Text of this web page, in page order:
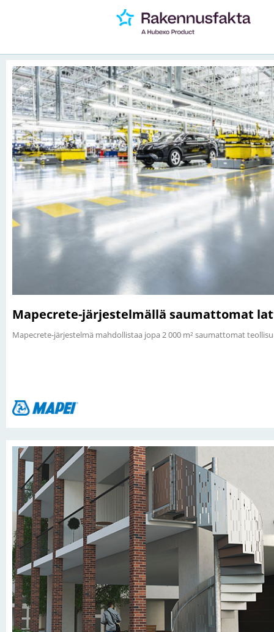
Mapecrete-järjestelmällä saumattomat
Mapecrete-järjestelmä mahdollistaa jopa 2 000 m² saumattomat